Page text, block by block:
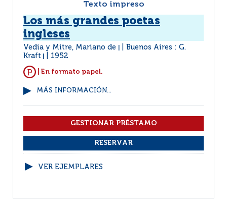
Texto impreso
Los más grandes poetas
ingleses
Vedia y Mitre, Mariano de
Buenos Aires : G.
Kraft
1952
| En formato papel.
MÁS INFORMACIÓN...
VER EJEMPLARES